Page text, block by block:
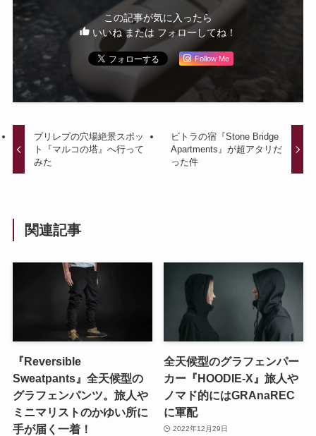
この記事が気に入ったら
いいね または フォローしてね！
Follow Me
プリレプの穴場絶景スポッ
ト『マルコの塔』へ行って
みた
ビトラの宿『Stone Bridge
Apartments』が超アタリだ
った件
関連記事
『Reversible
Sweatpants』全天候型の
グラフェンパンツ。旅人や
ミニマリストのかゆい所に
手が届く一着！
全天候型のグラフェンパー
カー『HOODIE-X』旅人や
ノマド的にはGRAnaREC
に軍配
2022年12月29日